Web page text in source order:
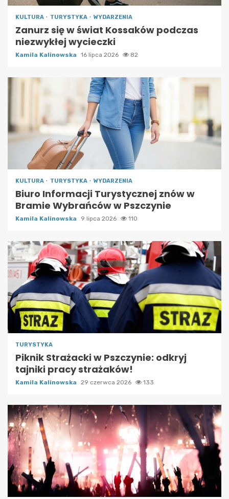
KULTURA TURYSTYKA WYDARZENIA
Zanurz się w świat Kossaków podczas
niezwykłej wycieczki
Kamila Kalinowska 16 lipca 2026 82
KULTURA TURYSTYKA WYDARZENIA
Biuro Informacji Turystycznej znów w
Bramie Wybrańców w Pszczynie
Kamila Kalinowska 9 lipca 2026 110
TURYSTYKA
Piknik Strażacki w Pszczynie: odkryj
tajniki pracy strażaków!
Kamila Kalinowska 29 czerwca 2026 133